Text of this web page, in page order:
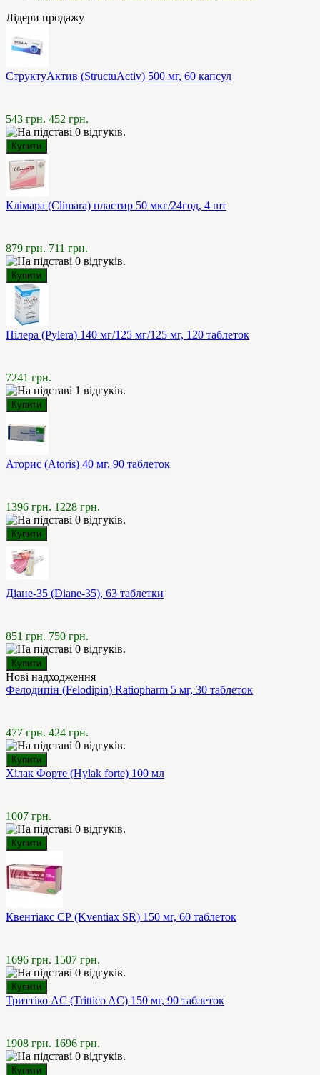
Лідери продажу
СтруктуАктив (StructuActiv) 500 мг, 60 капсул
543 грн. 452 грн.
Клімара (Climara) пластир 50 мкг/24год, 4 шт
879 грн. 711 грн.
Пілера (Pylera) 140 мг/125 мг/125 мг, 120 таблеток
7241 грн.
Аторис (Atoris) 40 мг, 90 таблеток
1396 грн. 1228 грн.
Діане-35 (Diane-35), 63 таблетки
851 грн. 750 грн.
Нові надходження
Фелодипін (Felodipin) Ratiopharm 5 мг, 30 таблеток
477 грн. 424 грн.
Хілак Форте (Hylak forte) 100 мл
1007 грн.
Квентіакс СР (Kventiax SR) 150 мг, 60 таблеток
1696 грн. 1507 грн.
Триттіко AC (Trittico AC) 150 мг, 90 таблеток
1908 грн. 1696 грн.